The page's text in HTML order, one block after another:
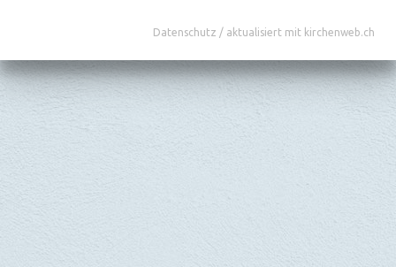
Datenschutz / aktualisiert mit kirchenweb.ch